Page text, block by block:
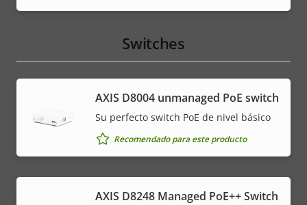
Switches
AXIS ​D8004 unmanaged PoE switch
Su perfecto switch PoE de nivel básico
Recomendado para este producto
AXIS D8248 Managed PoE++ Switch